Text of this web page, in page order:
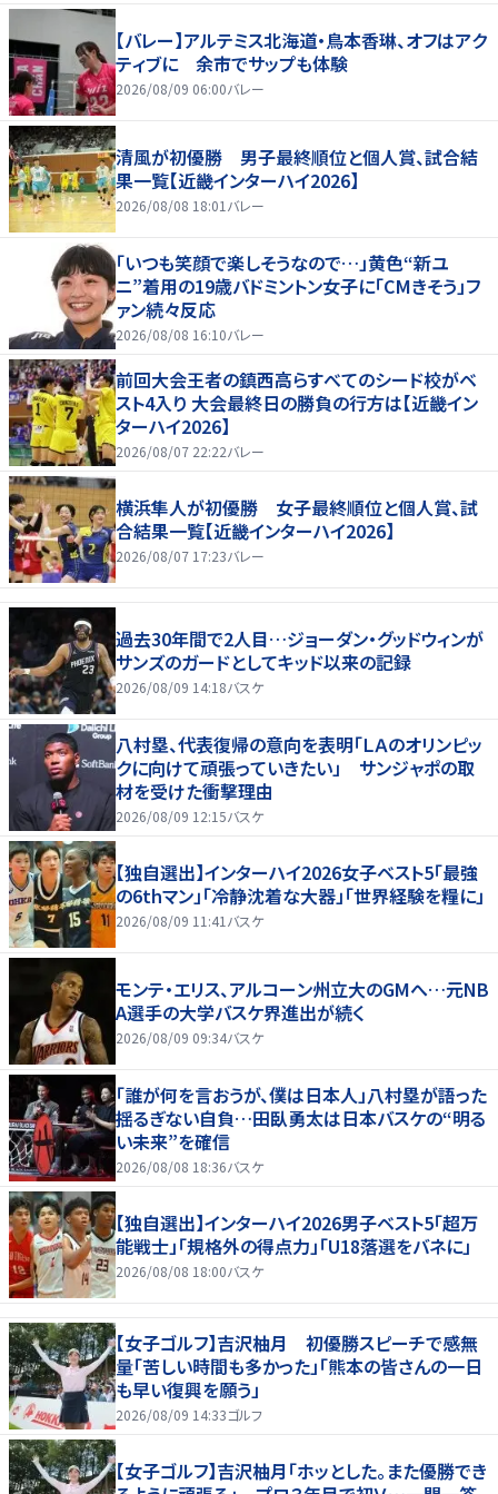
【バレー】アルテミス北海道・鳥本香琳、オフはアク
ティブに 余市でサップも体験
2026/08/09 06:00バレー
清風が初優勝 男子最終順位と個人賞、試合結
果一覧【近畿インターハイ2026】
2026/08/08 18:01 バレー
「いつも笑顔で楽しそうなので…」黄色“新ユ
ニ”着用の19歳バドミントン女子に「CMきそう」フ
ァン続々反応
2026/08/08 16:10バレー
前回大会王者の鎮西高らすべてのシード校がベ
スト4入り 大会最終日の勝負の行方は【近畿イン
ターハイ2026】
2026/08/07 22:22バレー
横浜隼人が初優勝 女子最終順位と個人賞、試
合結果一覧【近畿インターハイ2026】
2026/08/07 17:23バレー
過去30年間で2人目…ジョーダン・グッドウィンが
サンズのガードとしてキッド以来の記録
2026/08/09 14:18バスケ
八村塁、代表復帰の意向を表明「ＬＡのオリンピッ
クに向けて頑張っていきたい」 サンジャポの取
材を受けた衝撃理由
2026/08/09 12:15バスケ
【独自選出】インターハイ2026女子ベスト5「最強
の6thマン」「冷静沈着な大器」「世界経験を糧に」
2026/08/09 11:41 バスケ
モンテ・エリス、アルコーン州立大のGMへ…元NB
A選手の大学バスケ界進出が続く
2026/08/09 09:34バスケ
「誰が何を言おうが、僕は日本人」八村塁が語った
揺るぎない自負…田臥勇太は日本バスケの“明る
い未来”を確信
2026/08/08 18:36バスケ
【独自選出】インターハイ2026男子ベスト5「超万
能戦士」「規格外の得点力」「U18落選をバネに」
2026/08/08 18:00バスケ
【女子ゴルフ】吉沢柚月 初優勝スピーチで感無
量「苦しい時間も多かった」「熊本の皆さんの一日
も早い復興を願う」
2026/08/09 14:33ゴルフ
【女子ゴルフ】吉沢柚月「ホッとした。また優勝でき